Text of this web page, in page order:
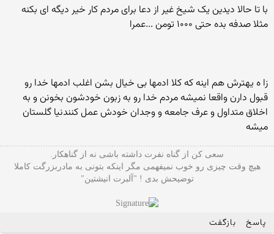
با تا حالا دیدین یک شیخ غیر از دعا برای مردم کار خیر دیگه ای بکنه
مثلا صدفه بده حتی ۱۰۰۰ تومن ...عمرا
زا ه یهترش هم اینه که کلا ادمها بی خیال بشن اغلب ادمها خدا رو
قبول دارن واقعا نمیشه مردم خدا رو به زبون خودشون بخونن و به
اخلاق متداول و عرف جامعه و وجدان خودش عمل کنندنیا گلستان
میشه
سعی کن از گناه نفرت داشته باشی نه از گناهکار.
هیچ وقت چیزی رو خوب نمیفهمی مگر اینکه بتونی به مادربزرگت کاملا
توضیحش بدی ! "آلبرت انیشتین"
پاسخ بازگفت